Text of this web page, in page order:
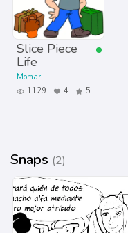
Slice Piece
Life
Momar
1129
4 5
Snaps (2)